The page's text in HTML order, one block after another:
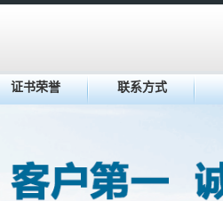
证书荣誉 联系方式